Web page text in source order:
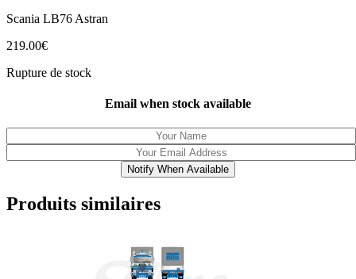
Scania LB76 Astran
219.00€
Rupture de stock
Email when stock available
Notify When Available
Produits similaires